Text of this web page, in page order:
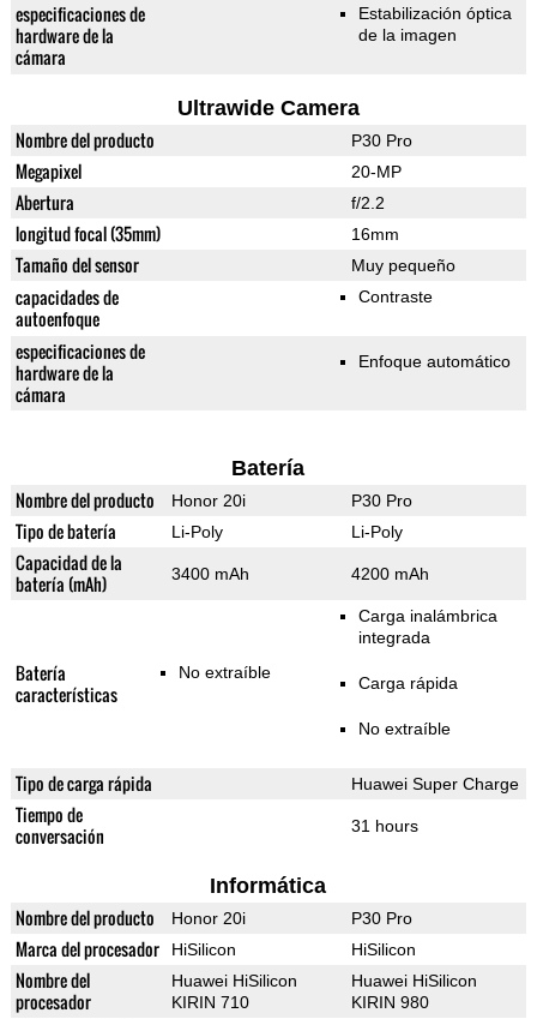
especificaciones de
hardware de la
cámara
Estabilización óptica
de la imagen
Ultrawide Camera
Nombre del producto P30 Pro
Megapixel 20-MP
Abertura f/2.2
longitud focal (35mm) 16mm
Tamaño del sensor Muy pequeño
capacidades de
autoenfoque
Contraste
especificaciones de
hardware de la
cámara
Enfoque automático
Batería
Nombre del producto Honor 20i P30 Pro
Tipo de batería Li-Poly Li-Poly
Capacidad de la
batería (mAh)
3400 mAh 4200 mAh
Batería
características
No extraíble
Carga inalámbrica
integrada
Carga rápida
No extraíble
Tipo de carga rápida Huawei Super Charge
Tiempo de
conversación
31 hours
Informática
Nombre del producto Honor 20i P30 Pro
Marca del procesador HiSilicon HiSilicon
Nombre del
procesador
Huawei HiSilicon
KIRIN 710
Huawei HiSilicon
KIRIN 980